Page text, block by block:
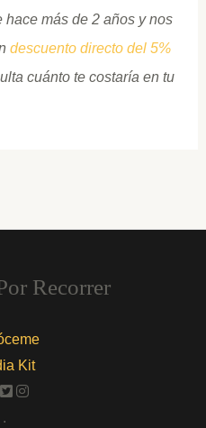
hace más de 2 años y nos
descuento directo del 5%
cuánto te costaría en tu
Recorrer
Kit
.